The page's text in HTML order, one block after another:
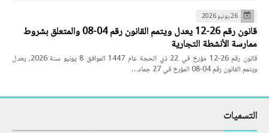
26 يونيو 2026
قانون رقم 26-12 يعدل ويتمم القانون رقم 04-08 والمتعلق بشروط
ممارسة الأنشطة التجارية
قانون رقم 26-12 مؤرخ في 22 ذي الحجة عام 1447 الموافق 8 يونيو سنة 2026، يعدل
ويتمم القانون رقم 04-08 المؤرخ في 27 جماد…
التسميات